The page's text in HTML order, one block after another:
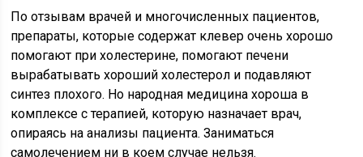
По отзывам врачей и многочисленных пациентов,
препараты, которые содержат клевер очень хорошо
помогают при холестерине, помогают печени
вырабатывать хороший холестерол и подавляют
синтез плохого. Но народная медицина хороша в
комплексе с терапией, которую назначает врач,
опираясь на анализы пациента. Заниматься
самолечением ни в коем случае нельзя.